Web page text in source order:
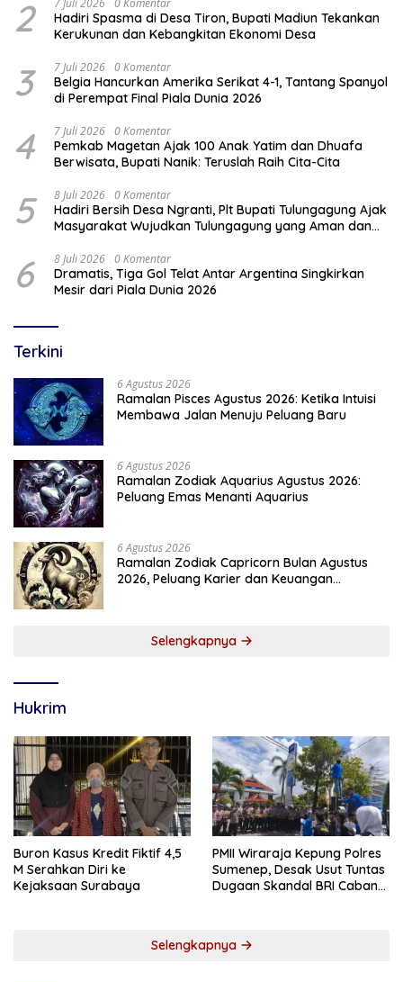
2 7 Juli 2026 0 Komentar
Hadiri Spasma di Desa Tiron, Bupati Madiun Tekankan
Kerukunan dan Kebangkitan Ekonomi Desa
3 7 Juli 2026 0 Komentar
Belgia Hancurkan Amerika Serikat 4-1, Tantang Spanyol
di Perempat Final Piala Dunia 2026
4 7 Juli 2026 0 Komentar
Pemkab Magetan Ajak 100 Anak Yatim dan Dhuafa
Berwisata, Bupati Nanik: Teruslah Raih Cita-Cita
5 8 Juli 2026 0 Komentar
Hadiri Bersih Desa Ngranti, Plt Bupati Tulungagung Ajak
Masyarakat Wujudkan Tulungagung yang Aman dan
6 8 Juli 2026 0 Komentar
Dramatis, Tiga Gol Telat Antar Argentina Singkirkan
Mesir dari Piala Dunia 2026
Terkini
6 Agustus 2026
Ramalan Pisces Agustus 2026: Ketika Intuisi
Membawa Jalan Menuju Peluang Baru
6 Agustus 2026
Ramalan Zodiak Aquarius Agustus 2026:
Peluang Emas Menanti Aquarius
6 Agustus 2026
Ramalan Zodiak Capricorn Bulan Agustus
2026, Peluang Karier dan Keuangan
Selengkapnya
Hukrim
Buron Kasus Kredit Fiktif 4,5
M Serahkan Diri ke
Kejaksaan Surabaya
PMII Wiraraja Kepung Polres
Sumenep, Desak Usut Tuntas
Dugaan Skandal BRI Cabang
Selengkapnya